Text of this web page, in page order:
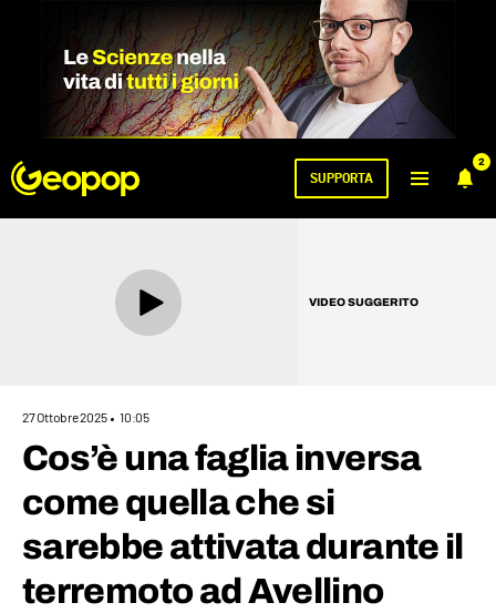
2
SUPPORTA
VIDEO SUGGERITO
27 Ottobre 2025 10:05
Cos’è una faglia inversa
come quella che si
sarebbe attivata durante il
terremoto ad Avellino